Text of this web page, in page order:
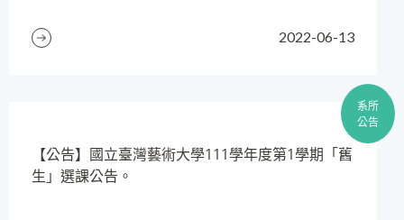
2022-06-13
系所
公告
​【公告】國立臺灣藝術大學111學年度第1學期「舊
生」選課公告。